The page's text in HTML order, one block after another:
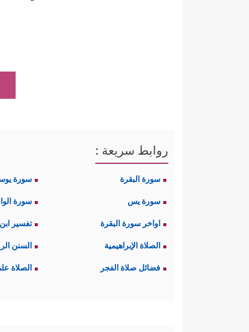
روابط سريعة :
سورة البقرة سورة
سورة يس سورة
اواخر سورة البقرة تفسير
الصلاة الإبراهيمية السنن
فضائل صلاة الفجر الصلاة